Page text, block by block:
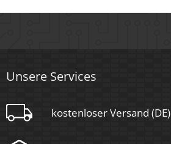
Schwenkbar
Aluminium, Glas
Sockel
Unsere Services
kostenloser Versand (DE)